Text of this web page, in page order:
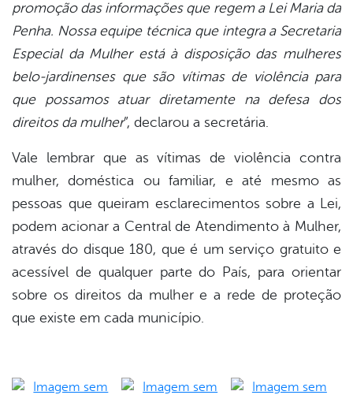
promoção das informações que regem a Lei Maria da
Penha. Nossa equipe técnica que integra a Secretaria
Especial da Mulher está à disposição das mulheres
belo-jardinenses que são vítimas de violência para
que possamos atuar diretamente na defesa dos
direitos da mulher”, declarou a secretária.
Vale lembrar que as vítimas de violência contra
mulher, doméstica ou familiar, e até mesmo as
pessoas que queiram esclarecimentos sobre a Lei,
podem acionar a Central de Atendimento à Mulher,
através do disque 180, que é um serviço gratuito e
acessível de qualquer parte do País, para orientar
sobre os direitos da mulher e a rede de proteção
que existe em cada município.